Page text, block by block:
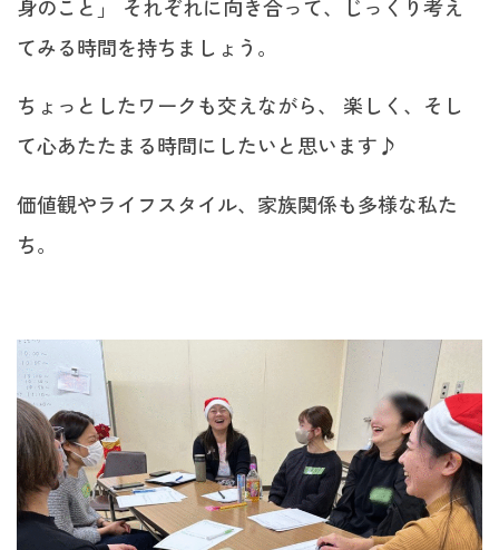
身のこと」 それぞれに向き合って、じっくり考え
てみる時間を持ちましょう。
ちょっとしたワークも交えながら、 楽しく、そし
て心あたたまる時間にしたいと思います♪
価値観やライフスタイル、家族関係も多様な私た
ち。